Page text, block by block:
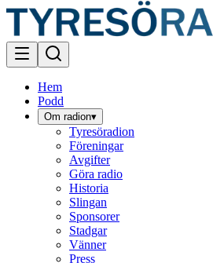
Hem
Podd
Om radion▾
Tyresöradion
Föreningar
Avgifter
Göra radio
Historia
Slingan
Sponsorer
Stadgar
Vänner
Press